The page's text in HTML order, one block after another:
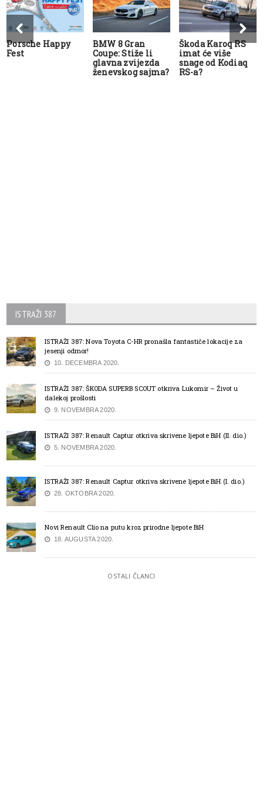
Porsche Happy
Fest
BMW 8 Gran
Coupe: Stiže li
glavna zvijezda
ženevskog sajma?
Škoda Karoq RS
imat će više
snage od Kodiaq
RS-a?
ISTRAŽI 387
ISTRAŽI 387: Nova Toyota C-HR pronašla fantastiče lokacije za
jesenji odmor!
10. DECEMBRA 2020.
ISTRAŽI 387: ŠKODA SUPERB SCOUT otkriva Lukomir – Život u
dalekoj prošlosti
9. NOVEMBRA 2020.
ISTRAŽI 387: Renault Captur otkriva skrivene ljepote BiH (II. dio.)
5. NOVEMBRA 2020.
ISTRAŽI 387: Renault Captur otkriva skrivene ljepote BiH (I. dio.)
28. OKTOBRA 2020.
Novi Renault Clio na putu kroz prirodne ljepote BiH
18. AUGUSTA 2020.
OSTALI ČLANCI